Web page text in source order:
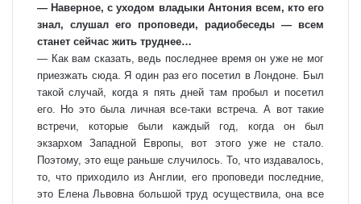
— Наверное, с уходом владыки Антония всем, кто его
знал, слушал его проповеди, радиобеседы — всем
станет сейчас жить труднее…
— Как вам сказать, ведь последнее время он уже не мог
приезжать сюда. Я один раз его посетил в Лондоне. Был
такой случай, когда я пять дней там пробыл и посетил
его. Но это была личная все-таки встреча. А вот такие
встречи, которые были каждый год, когда он был
экзархом Западной Европы, вот этого уже не стало.
Поэтому, это еще раньше случилось. То, что издавалось,
то, что приходило из Англии, его проповеди последние,
это Елена Львовна большой труд осуществила, она все